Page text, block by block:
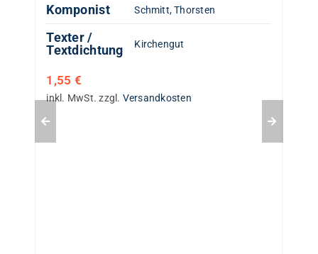
Komponist Schmitt, Thorsten
Texter /
Textdichtung
Kirchengut
1,55 €
inkl. MwSt. zzgl. Versandkosten